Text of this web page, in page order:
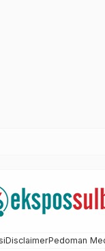
DisclaimerPedoman